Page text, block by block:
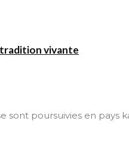
tradition vivante
sont poursuivies en pays